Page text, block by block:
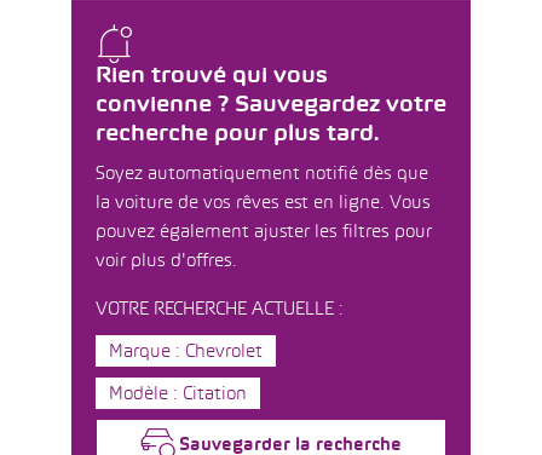
Rien trouvé qui vous
convienne ? Sauvegardez votre
recherche pour plus tard.
Soyez automatiquement notifié dès que
la voiture de vos rêves est en ligne. Vous
pouvez également ajuster les filtres pour
voir plus d'offres.
VOTRE RECHERCHE ACTUELLE :
Marque : Chevrolet
Modèle : Citation
Sauvegarder la recherche